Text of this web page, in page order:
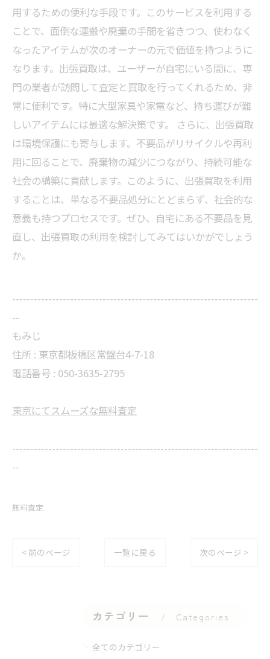
用するための便利な手段です。このサービスを利用する
ことで、面倒な運搬や廃棄の手間を省きつつ、使わなく
なったアイテムが次のオーナーの元で価値を持つように
なります。出張買取は、ユーザーが自宅にいる間に、専
門の業者が訪問して査定と買取を行ってくれるため、非
常に便利です。特に大型家具や家電など、持ち運びが難
しいアイテムには最適な解決策です。 さらに、出張買取
は環境保護にも寄与します。不要品がリサイクルや再利
用に回ることで、廃棄物の減少につながり、持続可能な
社会の構築に貢献します。このように、出張買取を利用
することは、単なる不要品処分にとどまらず、社会的な
意義も持つプロセスです。ぜひ、自宅にある不要品を見
直し、出張買取の利用を検討してみてはいかがでしょう
か。
--------------------------------------------------------------------
--
もみじ
住所 : 東京都板橋区常盤台4-7-18
電話番号 : 050-3635-2795
東京にてスムーズな無料査定
--------------------------------------------------------------------
--
無料査定
< 前のページ 一覧に戻る 次のページ >
カテゴリー Categories
全てのカテゴリー